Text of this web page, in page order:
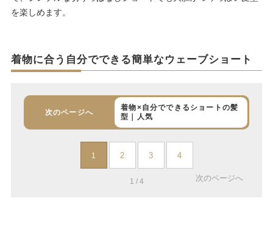
を楽しめます。
着物に合う自分でできる簡単なウェーブショート
次のページへ
着物×自分でできるショートの髪
型｜人気
1 2 3 4
1 / 4 次のページへ